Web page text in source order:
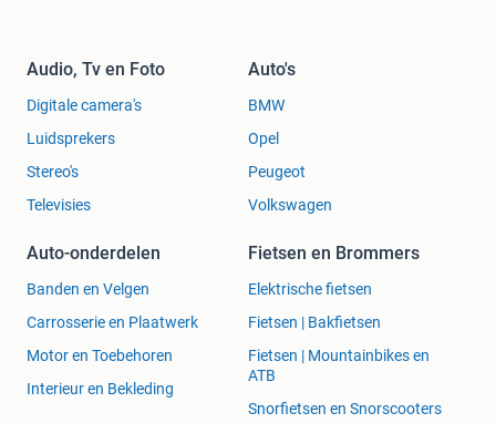
Audio, Tv en Foto
Digitale camera's
Luidsprekers
Stereo's
Televisies
Auto's
BMW
Opel
Peugeot
Volkswagen
Auto-onderdelen
Banden en Velgen
Carrosserie en Plaatwerk
Motor en Toebehoren
Interieur en Bekleding
Fietsen en Brommers
Elektrische fietsen
Fietsen | Bakfietsen
Fietsen | Mountainbikes en
ATB
Snorfietsen en Snorscooters